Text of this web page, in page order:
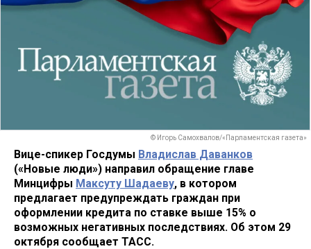
© Игорь Самохвалов/«Парламентская газета»
Вице-спикер Госдумы Владислав Даванков
(«Новые люди») направил обращение главе
Минцифры Максуту Шадаеву, в котором
предлагает предупреждать граждан при
оформлении кредита по ставке выше 15% о
возможных негативных последствиях. Об этом 29
октября сообщает ТАСС.